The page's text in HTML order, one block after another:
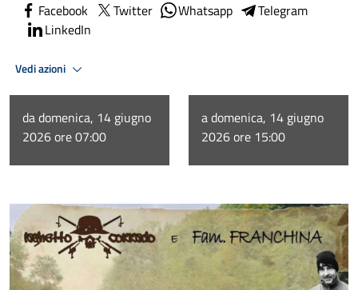
Facebook Twitter Whatsapp
Telegram
LinkedIn
Vedi azioni
da domenica, 14 giugno
2026 ore 07:00
a domenica, 14 giugno
2026 ore 15:00